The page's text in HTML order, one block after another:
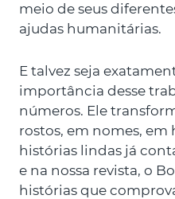
meio de seus
ajudas humanitárias.
E talvez seja
importância desse
números. Ele
rostos, em nomes, em
histórias lindas já
e na nossa revista, o
histórias que